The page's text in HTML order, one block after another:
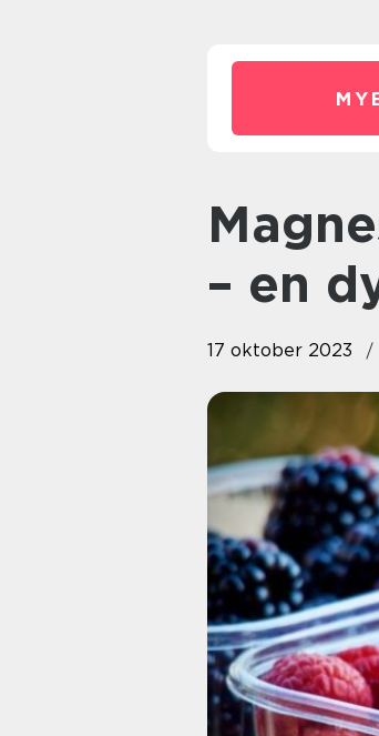
Magnesium mangel symptomer
– en
17 oktober 2023